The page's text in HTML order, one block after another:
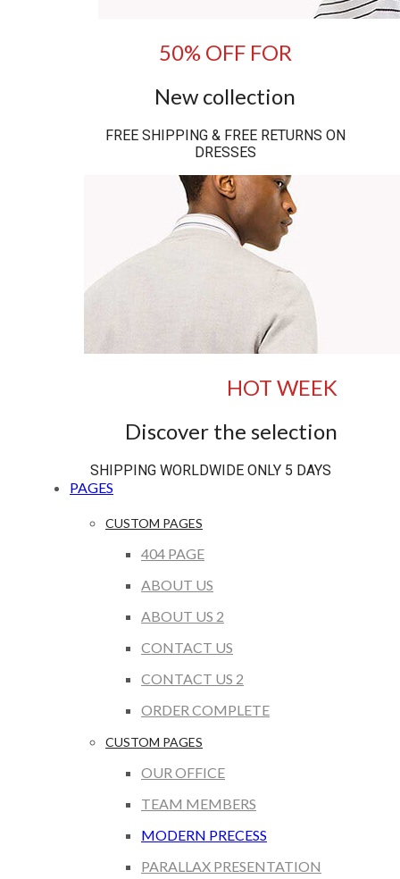
50% OFF FOR
New collection
FREE SHIPPING & FREE RETURNS ON
DRESSES
HOT WEEK
Discover the selection
SHIPPING WORLDWIDE ONLY 5 DAYS
PAGES
CUSTOM PAGES
404 PAGE
ABOUT US
ABOUT US 2
CONTACT US
CONTACT US 2
ORDER COMPLETE
CUSTOM PAGES
OUR OFFICE
TEAM MEMBERS
MODERN PRECESS
PARALLAX PRESENTATION